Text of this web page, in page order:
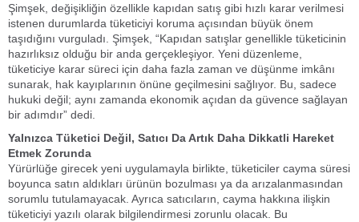
Şimşek, değişikliğin özellikle kapıdan satış gibi hızlı karar verilmesi
istenen durumlarda tüketiciyi koruma açısından büyük önem
taşıdığını vurguladı. Şimşek, “Kapıdan satışlar genellikle tüketicinin
hazırlıksız olduğu bir anda gerçekleşiyor. Yeni düzenleme,
tüketiciye karar süreci için daha fazla zaman ve düşünme imkânı
sunarak, hak kayıplarının önüne geçilmesini sağlıyor. Bu, sadece
hukuki değil; aynı zamanda ekonomik açıdan da güvence sağlayan
bir adımdır” dedi.
Yalnızca Tüketici Değil, Satıcı Da Artık Daha Dikkatli Hareket
Etmek Zorunda
Yürürlüğe girecek yeni uygulamayla birlikte, tüketiciler cayma süresi
boyunca satın aldıkları ürünün bozulması ya da arızalanmasından
sorumlu tutulamayacak. Ayrıca satıcıların, cayma hakkına ilişkin
tüketiciyi yazılı olarak bilgilendirmesi zorunlu olacak. Bu